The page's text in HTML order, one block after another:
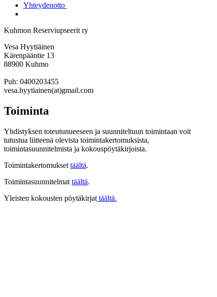
Yhteydenotto
Kuhmon Reserviupseerit ry
Vesa Hyytiäinen
Kärenpääntie 13
88900 Kuhmo
Puh: 0400203455
vesa.hyytiainen(at)gmail.com
Toiminta
Yhdistyksen toteutunueeseen ja suunniteltuun toimintaan voit
tutustua liitteenä olevista toimintakertomuksista,
toimintasuunnitelmista ja kokouspöytäkirjoista.
Toimintakertomukset täältä.
Toimintasuunnitelmat täältä.
Yleisten kokousten pöytäkirjat täältä.